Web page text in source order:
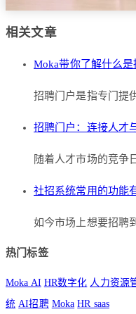
相关文章
Moka带你了解什么是
招聘门户是指专门提
招聘门户：连接人才
随着人才市场的竞争
社招系统常用的功能
如今市场上想要招聘
热门标签
Moka AI HR数字化 人力资源
统 AI招聘 Moka HR saas